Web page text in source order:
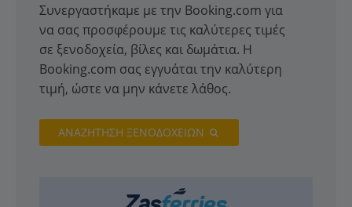
Συνεργαστήκαμε με την Booking.com για
να σας προσφέρουμε τις καλύτερες τιμές
σε ξενοδοχεία, βίλες και δωμάτια. Η
Booking.com σας εγγυάται την καλύτερη
τιμή, ώστε να μην κάνετε λάθος.
ΑΝΑΖΗΤΗΣΗ ΞΕΝΟΔΟΧΕΙΩΝ